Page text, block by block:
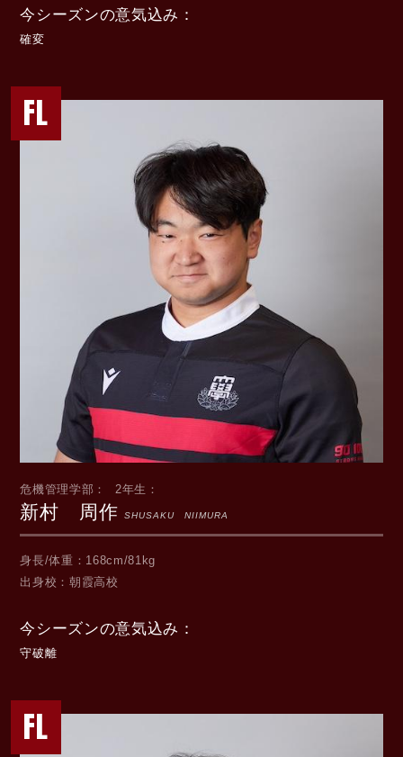
今シーズンの意気込み
確変
FL
危機管理学部 2年生
新村 周作 SHUSAKU NIIMURA
身長/体重
168cm/81kg
出身校
朝霞高校
今シーズンの意気込み
守破離
FL